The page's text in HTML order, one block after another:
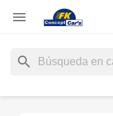

search